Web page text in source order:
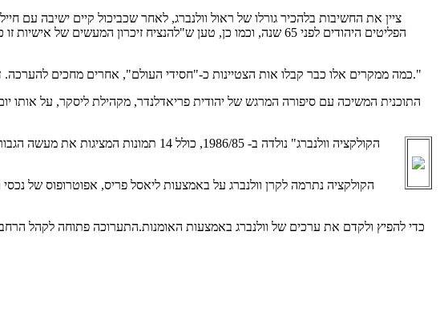
הפליטים היהודים לפני 65 שנה, וכמו כן, טען ש"להנציח זיכרון
כמה ממקרים אלו כבר קבלו אות הצטיינות כ-"חסידי העולם", אחרים מחכים להערכה. ד"ר פלטיאל אמר בסוף דבריו "הגיעה הרגע לכבד את האנשים אשר הצילו חיים ופעלו ברוח וולנברג, לפני שיהיה מאוחר מידי."
התוכנית המשיכה עם סיפורה המרגש של יהודית פריאדלנדר, מקהילת ליסקר, על אותו